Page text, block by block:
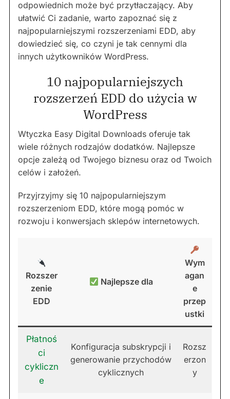
odpowiednich może być przytłaczający. Aby
ułatwić Ci zadanie, warto zapoznać się z
najpopularniejszymi rozszerzeniami EDD, aby
dowiedzieć się, co czyni je tak cennymi dla
innych użytkowników WordPress.
10 najpopularniejszych
rozszerzeń EDD do użycia w
WordPress
Wtyczka Easy Digital Downloads oferuje tak
wiele różnych rodzajów dodatków. Najlepsze
opcje zależą od Twojego biznesu oraz od Twoich
celów i założeń.
Przyjrzyjmy się 10 najpopularniejszym
rozszerzeniom EDD, które mogą pomóc w
rozwoju i konwersjach sklepów internetowych.
Rozszer
zenie
EDD
Najlepsze dla
Wym
agan
e
przep
ustki
Płatnoś
ci
cykliczn
e
Konfiguracja subskrypcji i
generowanie przychodów
cyklicznych
Rozsz
erzon
y